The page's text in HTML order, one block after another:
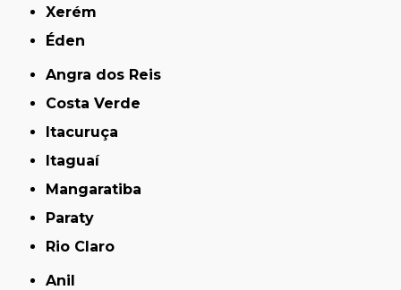
Xerém
Éden
Angra dos Reis
Costa Verde
Itacuruça
Itaguaí
Mangaratiba
Paraty
Rio Claro
Anil